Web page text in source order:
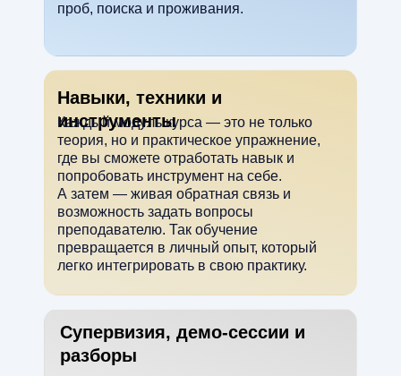
Супервизия, демо-сессии и
разборы
Навыки, техники и
инструменты
Каждый модуль курса — это не только
теория, но и практическое упражнение,
где вы сможете отработать навык и
попробовать инструмент на себе.
А затем — живая обратная связь и
возможность задать вопросы
преподавателю. Так обучение
превращается в личный опыт, который
легко интегрировать в свою практику.
проб, поиска и проживания.